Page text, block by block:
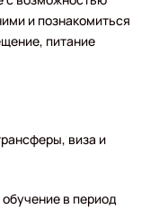
и познакомиться
питание
виза и
в период